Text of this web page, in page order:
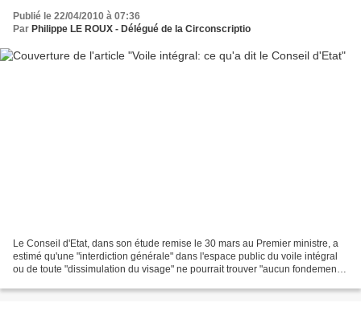
Publié le 22/04/2010 à 07:36
Par Philippe LE ROUX - Délégué de la Circonscriptio
Le Conseil d'Etat, dans son étude remise le 30 mars au Premier ministre, a
estimé qu'une "interdiction générale" dans l'espace public du voile intégral
ou de toute "dissimulation du visage" ne pourrait trouver "aucun fondement